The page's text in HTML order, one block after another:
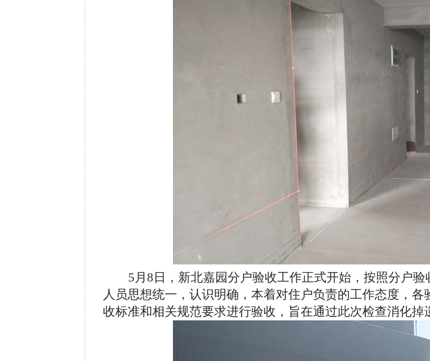
5月8日，新北嘉园分户验收工作正式开始，按照分户
人员思想统一，认识明确，本着对住户负责的工作态度，
收标准和相关规范要求进行验收，旨在通过此次检查消化掉